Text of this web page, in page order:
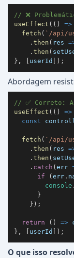
// ❌
useEffect ( ( ) =>
fetch ( ` /api/
. then ( res
. then (
} , [ userId ] ) ;
Abordagem
// ✅ Correto:
useEffect ( ( ) =>
const
fetch ( ` /api/
. then ( res
. then (
. catch (err
if
(err .
console .
}
} ) ;
return ( ) =>
} , [ userId ] ) ;
O que isso